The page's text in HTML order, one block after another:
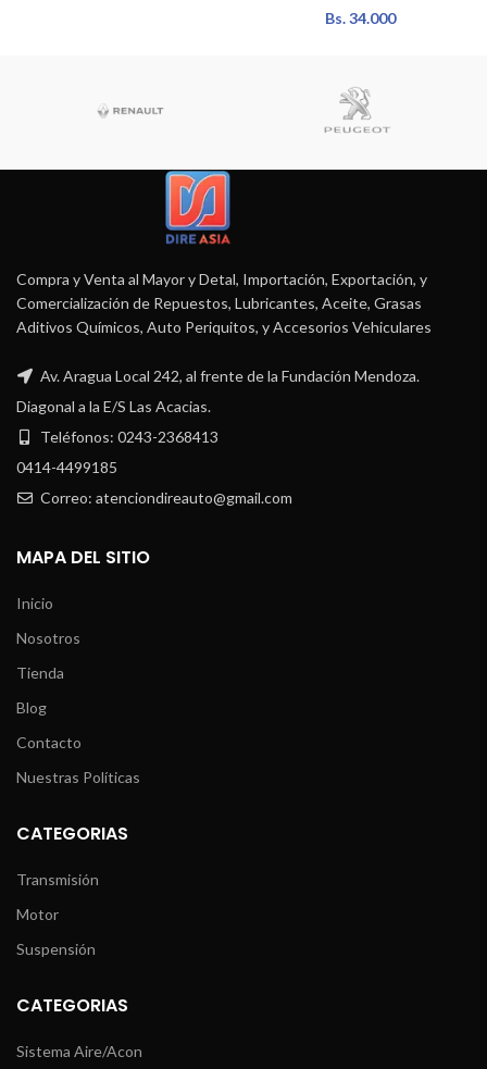
Bs.34.000
Compra y Venta al Mayor y Detal, Importación, Exportación, y
Comercialización de Repuestos, Lubricantes, Aceite, Grasas
Aditivos Químicos, Auto Periquitos, y Accesorios Vehiculares
Av. Aragua Local 242, al frente de la Fundación Mendoza.
Diagonal a la E/S Las Acacias.
Teléfonos: 0243-2368413
0414-4499185
Correo: atenciondireauto@gmail.com
MAPA DEL SITIO
Inicio
Nosotros
Tienda
Blog
Contacto
Nuestras Políticas
CATEGORIAS
Transmisión
Motor
Suspensión
CATEGORIAS
Sistema Aire/Acon